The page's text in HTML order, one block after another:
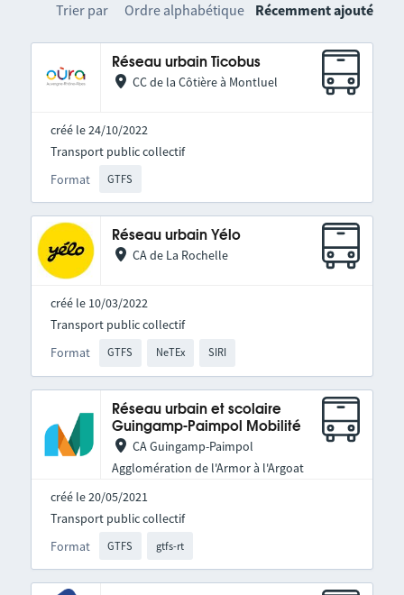
Trier par Ordre alphabétique Récemment ajouté
Réseau urbain Ticobus
CC de la Côtière à Montluel
créé le 24/10/2022
Format GTFS
Transport public collectif
Réseau urbain Yélo
CA de La Rochelle
créé le 10/03/2022
Format GTFS NeTEx SIRI
Transport public collectif
Réseau urbain et scolaire
Guingamp-Paimpol Mobilité
CA Guingamp-Paimpol
Agglomération de l'Armor à l'Argoat
créé le 20/05/2021
Format GTFS gtfs-rt
Transport public collectif